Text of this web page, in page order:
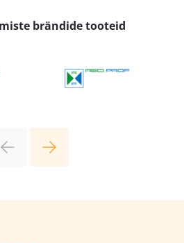
brändide tooteid